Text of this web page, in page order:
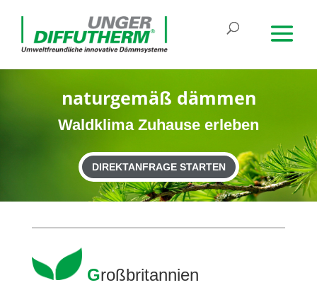
natur­gemäß dämmen
Wald­klima Zuhause erleben
DIREKTANFRAGE STARTEN
Groß­bri­tan­nien